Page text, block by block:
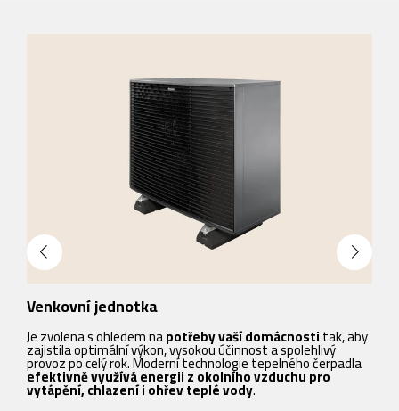
Venkovní jednotka
Je zvolena s ohledem napotřeby vaší domácnostitak, aby
zajistila optimální výkon, vysokou účinnost a spolehlivý
provoz po celý rok. Moderní technologie tepelného čerpadla
efektivně využívá energii z okolního vzduchu pro
vytápění, chlazení i ohřev teplé vody.